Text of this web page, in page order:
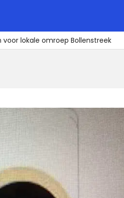
lokale omroep Bollenstreek